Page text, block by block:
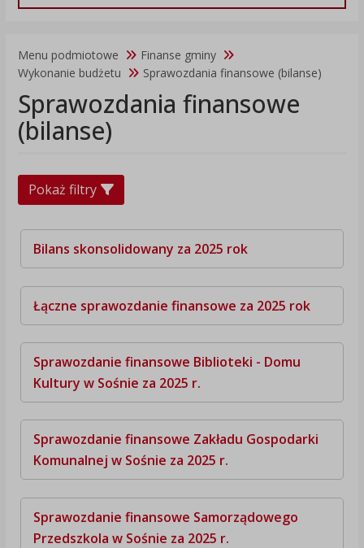
Menu podmiotowe
Finanse gminy
Wykonanie budżetu
Sprawozdania finansowe (bilanse)
Sprawozdania finansowe
(bilanse)
Pokaż filtry
Bilans skonsolidowany za 2025 rok
Łączne sprawozdanie finansowe za 2025 rok
Sprawozdanie finansowe Biblioteki - Domu
Kultury w Sośnie za 2025 r.
Sprawozdanie finansowe Zakładu Gospodarki
Komunalnej w Sośnie za 2025 r.
Sprawozdanie finansowe Samorządowego
Przedszkola w Sośnie za 2025 r.